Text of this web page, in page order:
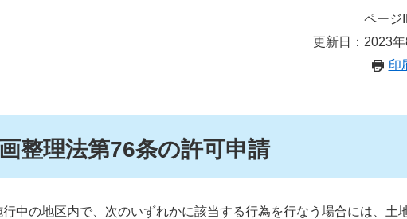
ページ
更新日：2023
印
整理法第76条の許可申請
中の地区内で、次のいずれかに該当する行為を行なう場合には、土